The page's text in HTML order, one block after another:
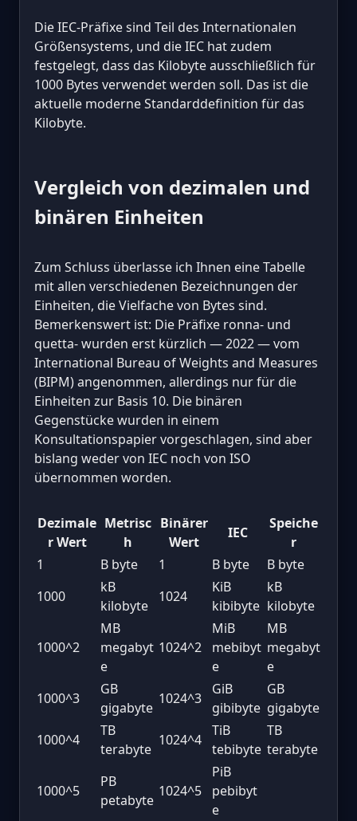
Die IEC-Präfixe sind Teil des Internationalen
Größensystems, und die IEC hat zudem
festgelegt, dass das Kilobyte ausschließlich für
1000 Bytes verwendet werden soll. Das ist die
aktuelle moderne Standarddefinition für das
Kilobyte.
Vergleich von dezimalen und
binären Einheiten
Zum Schluss überlasse ich Ihnen eine Tabelle
mit allen verschiedenen Bezeichnungen der
Einheiten, die Vielfache von Bytes sind.
Bemerkenswert ist: Die Präfixe ronna- und
quetta- wurden erst kürzlich — 2022 — vom
International Bureau of Weights and Measures
(BIPM) angenommen, allerdings nur für die
Einheiten zur Basis 10. Die binären
Gegenstücke wurden in einem
Konsultationspapier vorgeschlagen, sind aber
bislang weder von IEC noch von ISO
übernommen worden.
Dezimale
r Wert
Metrisc
h
Binärer
Wert
IEC
Speiche
r
1
B byte 1 B byte
B byte
1000
kB
kilobyte
1024
KiB
kibibyte
kB
kilobyte
1000^2
MB
megabyt
e
1024^2
MiB
mebibyt
e
MB
megabyt
e
1000^3
GB
gigabyte
1024^3
GiB
gibibyte
GB
gigabyte
1000^4
TB
terabyte
1024^4
TiB
tebibyte
TB
terabyte
1000^5
PB
petabyte
1024^5
PiB
pebibyt
e